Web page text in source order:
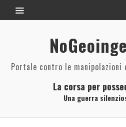
Portale contro le
La corsa per
Una guerra